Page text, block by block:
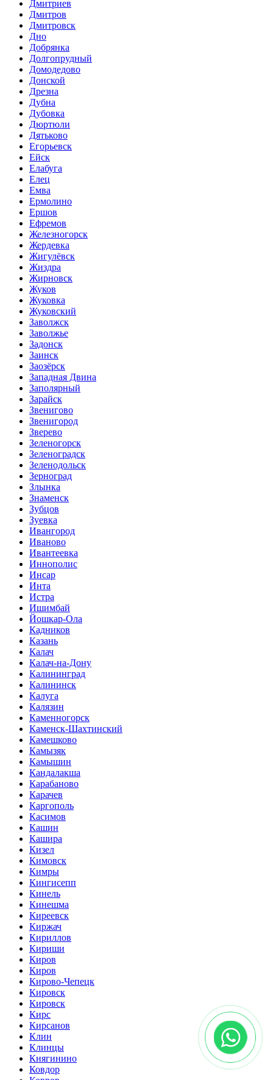
Дмитриев
Дмитров
Дмитровск
Дно
Добрянка
Долгопрудный
Домодедово
Донской
Дрезна
Дубна
Дубовка
Дюртюли
Дятьково
Егорьевск
Ейск
Елабуга
Елец
Емва
Ермолино
Ершов
Ефремов
Железногорск
Жердевка
Жигулёвск
Жиздра
Жирновск
Жуков
Жуковка
Жуковский
Заволжск
Заволжье
Задонск
Заинск
Заозёрск
Западная Двина
Заполярный
Зарайск
Звенигово
Звенигород
Зверево
Зеленогорск
Зеленоградск
Зеленодольск
Зерноград
Злынка
Знаменск
Зубцов
Зуевка
Ивангород
Иваново
Ивантеевка
Иннополис
Инсар
Инта
Истра
Ишимбай
Йошкар-Ола
Кадников
Казань
Калач
Калач-на-Дону
Калининград
Калининск
Калуга
Калязин
Каменногорск
Каменск-Шахтинский
Камешково
Камызяк
Камышин
Кандалакша
Карабаново
Карачев
Каргополь
Касимов
Кашин
Кашира
Кизел
Кимовск
Кимры
Кингисепп
Кинель
Кинешма
Киреевск
Киржач
Кириллов
Кириши
Киров
Киров
Кирово-Чепецк
Кировск
Кировск
Кирс
Кирсанов
Клин
Клинцы
Княгинино
Ковдор